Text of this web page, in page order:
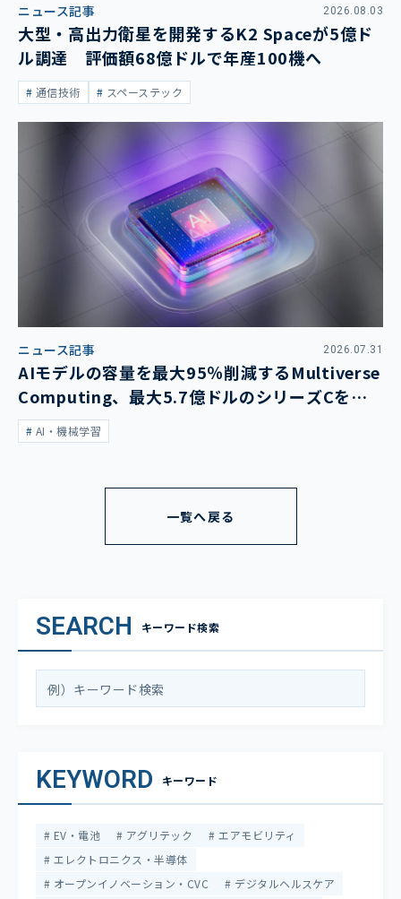
ニュース記事 2026.08.03
大型・高出力衛星を開発するK2 Spaceが5億ド
ル調達 評価額68億ドルで年産100機へ
通信技術 スペーステック
ニュース記事 2026.07.31
AIモデルの容量を最大95％削減するMultiverse
Computing、最大5.7億ドルのシリーズCを発
表AI・機械学習
一覧へ戻る
SEARCH キーワード検索
KEYWORD キーワード
EV・電池 アグリテック
エアモビリティ
エレクトロニクス・半導体
オープンイノベーション・CVC
デジタルヘルスケア